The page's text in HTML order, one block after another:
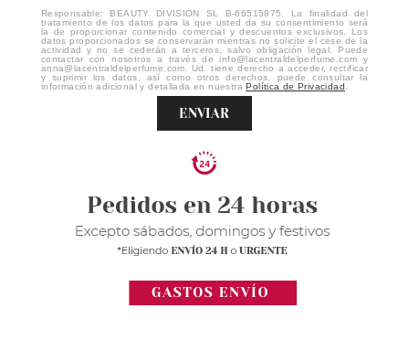
Responsable: BEAUTY DIVISION SL B-66515875. La finalidad del
tratamiento de los datos para la que usted da su consentimiento será
la de proporcionar contenido comercial y descuentos exclusivos. Los
datos proporcionados se conservarán mientras no solicite el cese de la
actividad y no se cederán a terceros, salvo obligación legal. Puede
contactar con nosotros a través de info@lacentraldelperfume.com y
anna@lacentraldelperfume.com. Ud. tiene derecho a acceder, rectificar
y suprimir los datos, así como otros derechos, puede consultar la
información adicional y detallada en nuestraPolítica de Privacidad
ENVIAR